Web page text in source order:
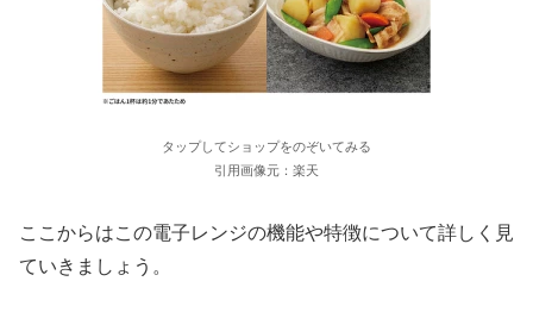
タップしてショップをのぞいてみる
引用画像元：楽天
ここからはこの電子レンジの機能や特徴について詳しく見
ていきましょう。